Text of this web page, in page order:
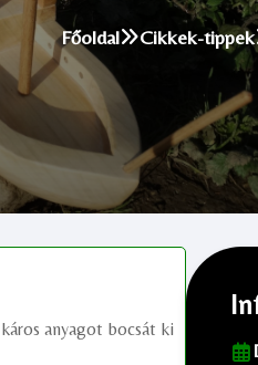
Főoldal Cikkek-tippek
anyagot bocsát ki